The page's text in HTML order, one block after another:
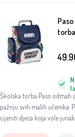
Školska torba Paso odmah
pažnju svih malih učenika.
cijeniti djeca koja vole